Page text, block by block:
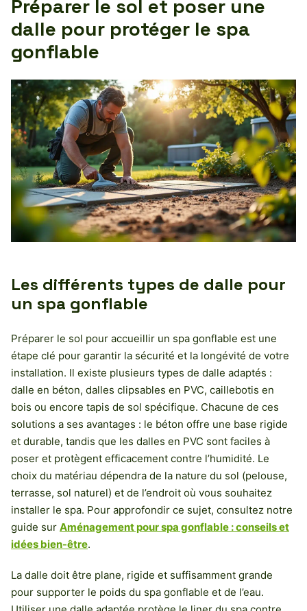
Préparer le sol et poser une
dalle pour protéger le spa
gonflable
Les différents types de dalle pour
un spa gonflable
Préparer le sol pour accueillir un spa gonflable est une
étape clé pour garantir la sécurité et la longévité de votre
installation. Il existe plusieurs types de dalle adaptés :
dalle en béton, dalles clipsables en PVC, caillebotis en
bois ou encore tapis de sol spécifique. Chacune de ces
solutions a ses avantages : le béton offre une base rigide
et durable, tandis que les dalles en PVC sont faciles à
poser et protègent efficacement contre l’humidité. Le
choix du matériau dépendra de la nature du sol (pelouse,
terrasse, sol naturel) et de l’endroit où vous souhaitez
installer le spa. Pour approfondir ce sujet, consultez notre
guide sur Aménagement pour spa gonflable : conseils et
idées bien-être.
La dalle doit être plane, rigide et suffisamment grande
pour supporter le poids du spa gonflable et de l’eau.